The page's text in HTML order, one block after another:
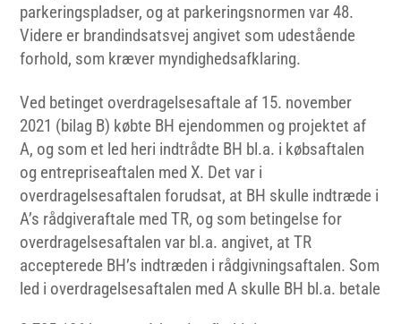
parkeringspladser, og at parkeringsnormen var 48.
Videre er brandindsatsvej angivet som udestående
forhold, som kræver myndighedsafklaring.
Ved betinget overdragelsesaftale af 15. november
2021 (bilag B) købte BH ejendommen og projektet af
A, og som et led heri indtrådte BH bl.a. i købsaftalen
og entrepriseaftalen med X. Det var i
overdragelsesaftalen forudsat, at BH skulle indtræde i
A’s rådgiveraftale med TR, og som betingelse for
overdragelsesaftalen var bl.a. angivet, at TR
accepterede BH’s indtræden i rådgivningsaftalen. Som
led i overdragelsesaftalen med A skulle BH bl.a. betale